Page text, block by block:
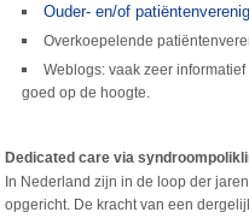
Ouder- en/of
Overkoepelende
Weblogs: vaak zeer
goed op de hoogte.
Dedicated care via
In Nederland zijn in de loop der
opgericht. De kracht van een